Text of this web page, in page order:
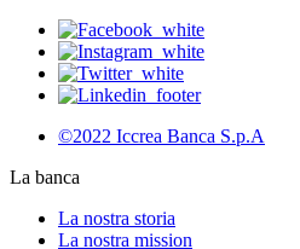
©2022 Iccrea Banca S.p.A
La banca
La nostra storia
La nostra mission